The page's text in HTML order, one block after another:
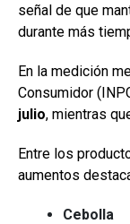
señal de que
durante más
En la medición
Consumidor
julio, mientras
Entre los
aumentos
Cebolla